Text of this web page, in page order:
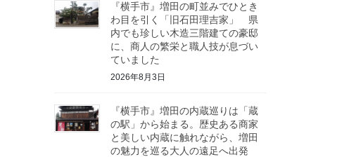
『横手市』増田の町並みでひとき
わ目を引く「旧石田理吉家」 県
内でも珍しい木造三階建ての豪邸
に、商人の繁栄と職人技が息づい
ていました
2026年8月3日
『横手市』増田の内蔵巡りは「蔵
の駅」から始まる。歴史ある商家
と美しい内蔵に触れながら、増田
の魅力を巡る大人の遠足へ出発